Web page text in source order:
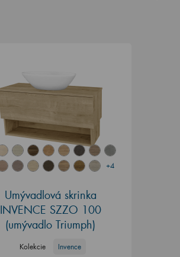
+4
Umývadlová skrinka
INVENCE SZZO 100
(umývadlo Triumph)
Kolekcie Invence